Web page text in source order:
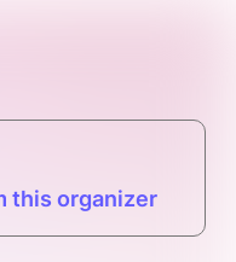
this organizer